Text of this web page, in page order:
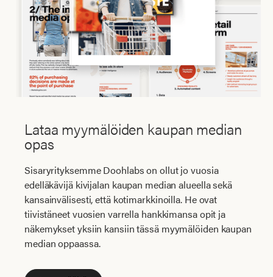
Lataa myymälöiden kaupan median
opas
Sisaryrityksemme Doohlabs on ollut jo vuosia
edelläkävijä kivijalan kaupan median alueella sekä
kansainvälisesti, että kotimarkkinoilla. He ovat
tiivistäneet vuosien varrella hankkimansa opit ja
näkemykset yksiin kansiin tässä myymälöiden kaupan
median oppaassa.